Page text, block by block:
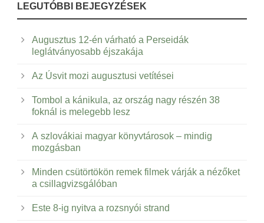
LEGUTÓBBI BEJEGYZÉSEK
Augusztus 12-én várható a Perseidák
leglátványosabb éjszakája
Az Úsvit mozi augusztusi vetítései
Tombol a kánikula, az ország nagy részén 38
foknál is melegebb lesz
A szlovákiai magyar könyvtárosok – mindig
mozgásban
Minden csütörtökön remek filmek várják a nézőket
a csillagvizsgálóban
Este 8-ig nyitva a rozsnyói strand